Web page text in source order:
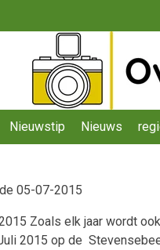
Nieuwstip Nieuws
05-07-2015
Zoals elk jaar wordt
2015 op de